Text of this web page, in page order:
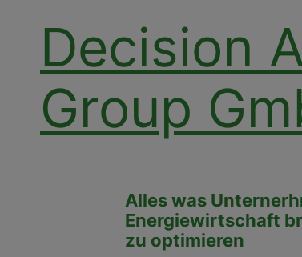
Decision
Group
Alles was
Energiewirtschaft
zu optimieren